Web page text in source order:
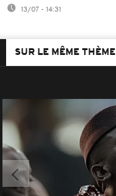
13/07 - 14:31
SUR LE MÊME THÈME